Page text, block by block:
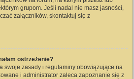
grupom. Jeśli nadal nie masz jasności,
załączników, skontaktuj się z
ostrzeżenie?
swoje zasady i regulaminy obowiązujące na
i administrator zaleca zapoznanie się z